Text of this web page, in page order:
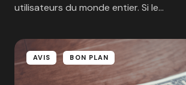
utilisateurs du monde entier. Si le…
AVIS BON PLAN